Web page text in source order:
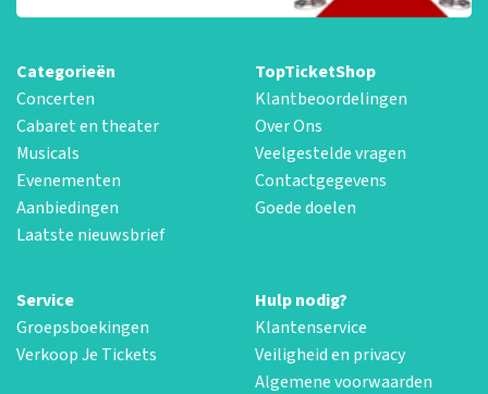
Categorieën
Concerten
Cabaret en theater
Musicals
Evenementen
Aanbiedingen
Laatste nieuwsbrief
TopTicketShop
Klantbeoordelingen
Over Ons
Veelgestelde vragen
Contactgegevens
Goede doelen
Service
Groepsboekingen
Verkoop Je Tickets
Hulp nodig?
Klantenservice
Veiligheid en privacy
Algemene voorwaarden